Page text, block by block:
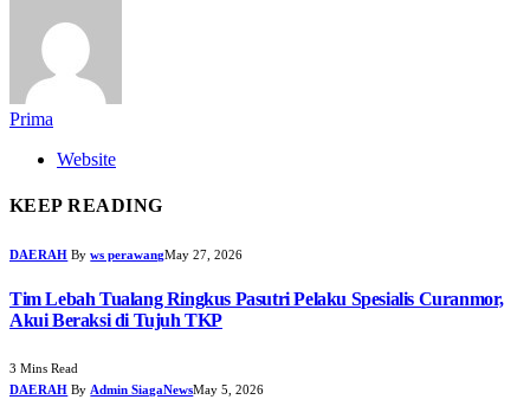
Prima
Website
KEEP READING
DAERAH By ws perawangMay 27, 2026
Tim Lebah Tualang Ringkus Pasutri Pelaku Spesialis Curanmor,
Akui Beraksi di Tujuh TKP
3 Mins Read
DAERAH By Admin SiagaNewsMay 5, 2026